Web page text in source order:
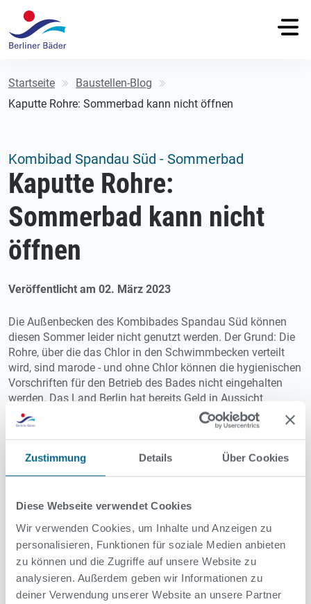
Zustimmung Details Über Cookies
Diese Webseite verwendet Cookies
Wir verwenden Cookies, um Inhalte und Anzeigen zu
personalisieren, Funktionen für soziale Medien anbieten
zu können und die Zugriffe auf unsere Website zu
analysieren. Außerdem geben wir Informationen zu
deiner Verwendung unserer Website an unsere Partner
Startseite
Baustellen-Blog
Kaputte Rohre: Sommerbad kann nicht öffnen
Kombibad Spandau Süd - Sommerbad
Kaputte Rohre:
Sommerbad kann nicht
öffnen
Veröffentlicht am 02. März 2023
Die Außenbecken des Kombibades Spandau Süd können
diesen Sommer leider nicht genutzt werden. Der Grund: Die
Rohre, über die das Chlor in den Schwimmbecken verteilt
wird, sind marode - und ohne Chlor können die hygienischen
Vorschriften für den Betrieb des Bades nicht eingehalten
werden. Das Land Berlin hat bereits Geld in Aussicht
gestellt, die Arbeiten sollen schnellstmöglich vorbereitet,
ausgeschrieben und begonnen werden. Ziel ist, das
Sommerbad 2024 wieder in Betrieb zu nehmen.